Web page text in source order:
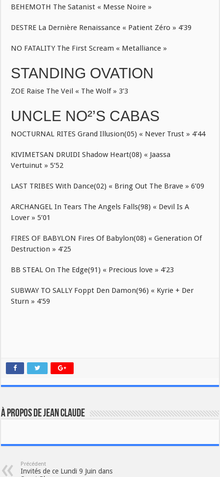
BEHEMOTH The Satanist « Messe Noire »
DESTRE La Dernière Renaissance « Patient Zéro » 4’39
NO FATALITY The First Scream « Metalliance »
STANDING OVATION
ZOE Raise The Veil « The Wolf » 3’3
UNCLE NO²’S CABAS
NOCTURNAL RITES Grand Illusion(05) « Never Trust » 4’44
KIVIMETSAN DRUIDI Shadow Heart(08) « Jaassa
Vertuinut » 5’52
LAST TRIBES With Dance(02) « Bring Out The Brave » 6’09
ARCHANGEL In Tears The Angels Falls(98) « Devil Is A
Lover » 5’01
FIRES OF BABYLON Fires Of Babylon(08) « Generation Of
Destruction » 4’25
BB STEAL On The Edge(91) « Precious love » 4’23
SUBWAY TO SALLY Foppt Den Damon(96) « Kyrie + Der
Sturn » 4’59
À propos de JEAN CLAUDE
Précédent
Invités de ce Lundi 9 Juin dans